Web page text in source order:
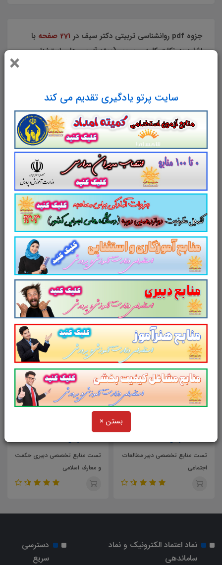
×
سایت پرتو یادگیری تقدیم می کند
بستن ×
جزوه pdf روانشناسی تربیتی دکتر سیف در 271 صفحه
با
اشاره به نکات کلیدی ومهم. (ویژه آزمون های استخدامی
شرح مشخصات دیدگاه‌ها
سایت پرتو یادگیری تقدیم می نماید
روانشناسی تربیتی دکتر سیف در271 صفحه
با
اشاره به نکات کلیدی ومهم. (ویژه آزمون های استخدامی)
جزوه روانشناسی تربیتی سیف برای آزمون های کیفیت
بخشی، دبیری و آموزگاری آموزش پرورش منبع مهمی
محسوب می شود. داوطلبین این آزمون ها می توانند با
مطالعه این جزوه که دربر گیرنده مطالب مهم روانشناسی
تربیتی هست در آزمون های پیش رو موفق عمل نمایند
محصولات مرتبط
تست منابع تخصصی دبیر مطالعات
اجتماعی
تست منابع تخصصی دبیری حکمت
و معارف اسلامی
نماد اعتماد الکترونیک و نماد
ساماندهی
دسترسی
سریع